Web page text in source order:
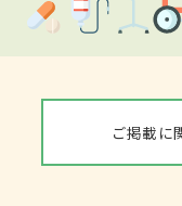
ご掲載に